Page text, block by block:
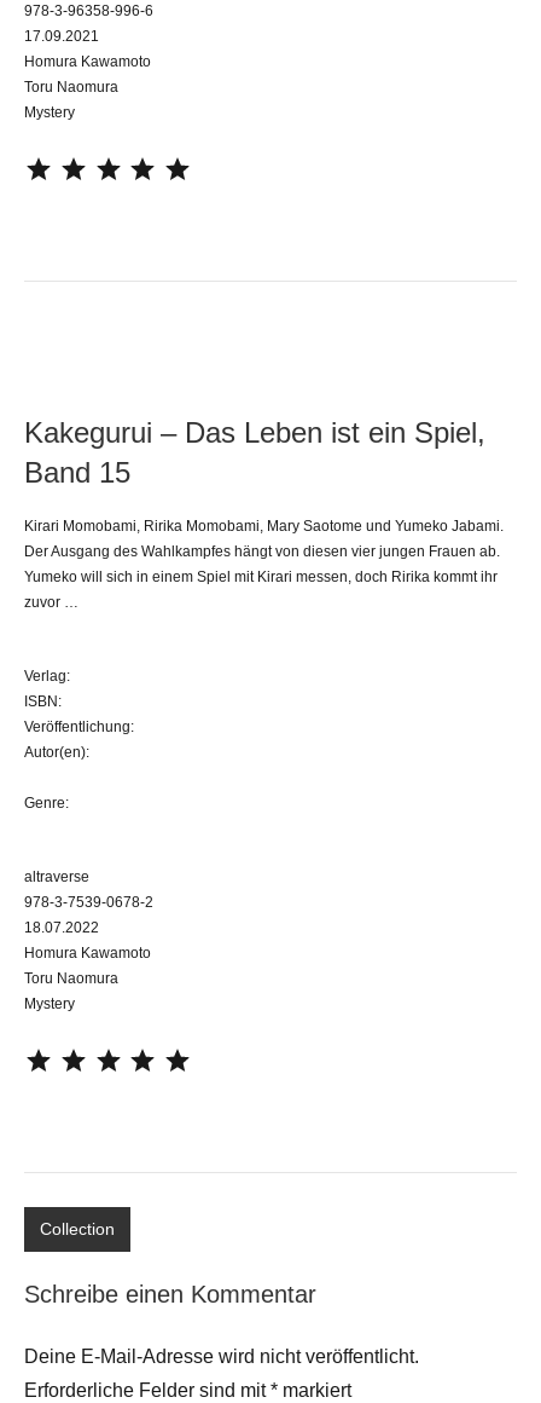
978-3-96358-996-6
17.09.2021
Homura Kawamoto
Toru Naomura
Mystery
Kakegurui – Das Leben ist ein Spiel,
Band 15
Kirari Momobami, Ririka Momobami, Mary Saotome und Yumeko Jabami.
Der Ausgang des Wahlkampfes hängt von diesen vier jungen Frauen ab.
Yumeko will sich in einem Spiel mit Kirari messen, doch Ririka kommt ihr
zuvor …
Verlag:
ISBN:
Veröffentlichung:
Autor(en):
Genre:
altraverse
978-3-7539-0678-2
18.07.2022
Homura Kawamoto
Toru Naomura
Mystery
Collection
Schreibe einen Kommentar
Deine E-Mail-Adresse wird nicht veröffentlicht.
Erforderliche Felder sind mit* markiert